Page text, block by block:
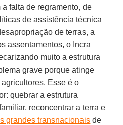
falta de regramento, de
de assistência técnica
de terras, a
assentamentos, o Incra
muito a estrutura
grave porque atinge
Esse é o
quebrar a estrutura
reconcentrar a terra e
grandes transnacionais de